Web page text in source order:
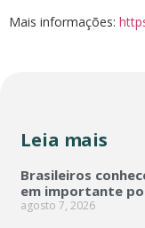
Mais informações:
Leia mais
Brasileiros
em importante
agosto 7, 2026